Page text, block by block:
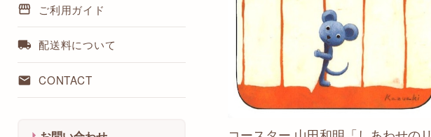
Rie / 音楽・楽器のネックレス
ッズ
NanaMomo / 音楽柄布小物
baby-humming / 楽曲アクセサ
リー
ストラップ・チャーム
インテリア・デコレーション
ご利用ガイド
配送料について
CONTACT